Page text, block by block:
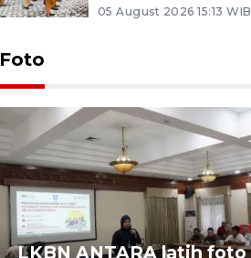
05 August 2026 15:13 WIB
Foto
LKBN ANTARA latih foto